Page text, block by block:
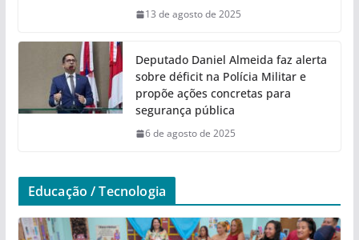
13 de agosto de 2025
Deputado Daniel Almeida faz alerta
sobre déficit na Polícia Militar e
propõe ações concretas para
segurança pública
6 de agosto de 2025
Educação / Tecnologia